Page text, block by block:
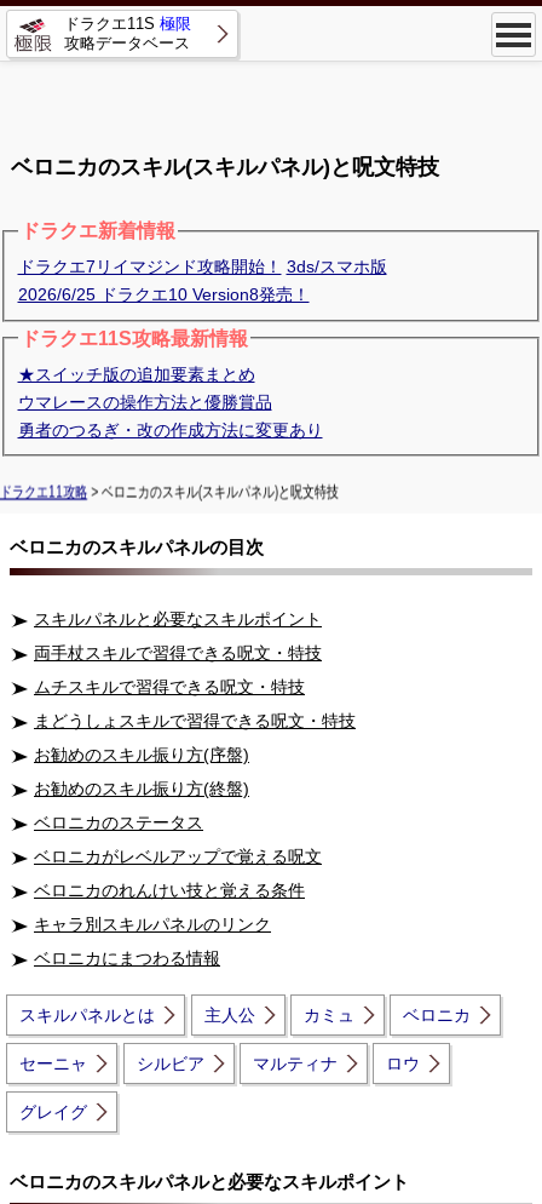
ドラクエ11S 極限
攻略データベース
ベロニカのスキル(スキルパネル)と呪文特技
ドラクエ新着情報
ドラクエ7リイマジンド攻略開始！
3ds/スマホ版
2026/6/25 ドラクエ10 Version8発売！
ドラクエ11S攻略最新情報
★スイッチ版の追加要素まとめ
ウマレースの操作方法と優勝賞品
勇者のつるぎ・改の作成方法に変更あり
ドラクエ11攻略 > ベロニカのスキル(スキルパネル)と呪文特技
ベロニカのスキルパネルの目次
スキルパネルと必要なスキルポイント
両手杖スキルで習得できる呪文・特技
ムチスキルで習得できる呪文・特技
まどうしょスキルで習得できる呪文・特技
お勧めのスキル振り方(序盤)
お勧めのスキル振り方(終盤)
ベロニカのステータス
ベロニカがレベルアップで覚える呪文
ベロニカのれんけい技と覚える条件
キャラ別スキルパネルのリンク
ベロニカにまつわる情報
スキルパネルとは 主人公 カミュ ベロニカ
セーニャ シルビア マルティナ ロウ
グレイグ
ベロニカのスキルパネルと必要なスキルポイント